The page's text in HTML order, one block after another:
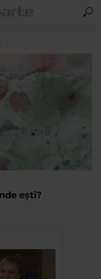
ești?